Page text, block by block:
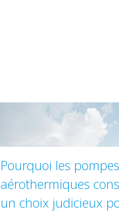
Pourquoi les
aérothermiques
un choix judicieux